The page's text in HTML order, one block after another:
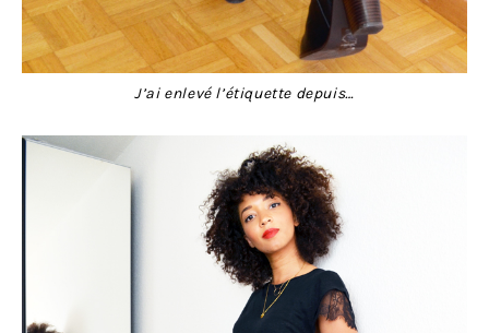
J’ai enlevé l’étiquette depuis…